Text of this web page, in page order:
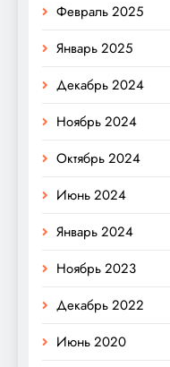
Февраль 2025
Январь 2025
Декабрь 2024
Ноябрь 2024
Октябрь 2024
Июнь 2024
Январь 2024
Ноябрь 2023
Декабрь 2022
Июнь 2020